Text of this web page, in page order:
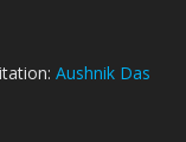
Aushnik Das